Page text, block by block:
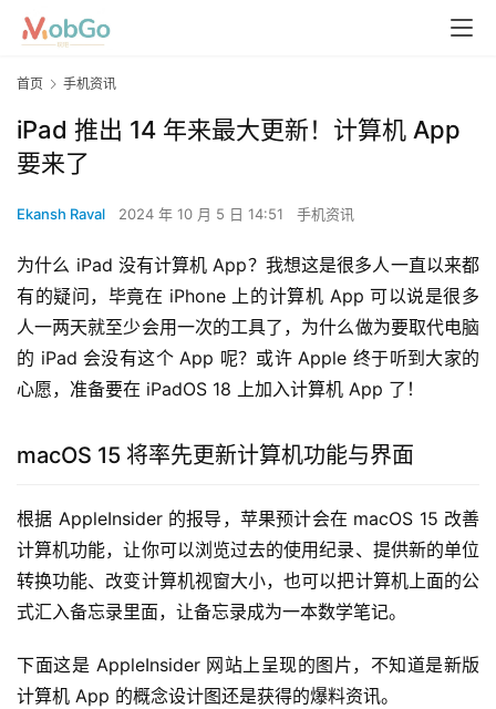
首页 手机资讯
iPad 推出 14 年来最大更新！计算机 App
要来了
Ekansh Raval 2024 年 10 月 5 日 14:51 手机资讯
为什么 iPad 没有计算机 App？我想这是很多人一直以来都
有的疑问，毕竟在 iPhone 上的计算机 App 可以说是很多
人一两天就至少会用一次的工具了，为什么做为要取代电脑
的 iPad 会没有这个 App 呢？或许 Apple 终于听到大家的
心愿，准备要在 iPadOS 18 上加入计算机 App 了！
macOS 15 将率先更新计算机功能与界面
根据 AppleInsider 的报导，苹果预计会在 macOS 15 改善
计算机功能，让你可以浏览过去的使用纪录、提供新的单位
转换功能、改变计算机视窗大小，也可以把计算机上面的公
式汇入备忘录里面，让备忘录成为一本数学笔记。
下面这是 AppleInsider 网站上呈现的图片，不知道是新版
计算机 App 的概念设计图还是获得的爆料资讯。